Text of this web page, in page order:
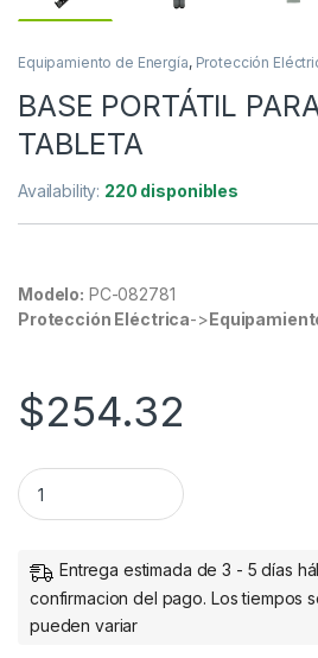
Equipamiento de Energía, Protección
BASE PORTÁTIL
TABLETA
Availability: 220 disponibles
Modelo: PC-082781
Protección Eléctrica->
$254.32
BASE PORTÁTIL PARA LAPTOP Y
Entrega estimada de 3 - 5 días
confirmacion del pago. Los tiempos
pueden variar